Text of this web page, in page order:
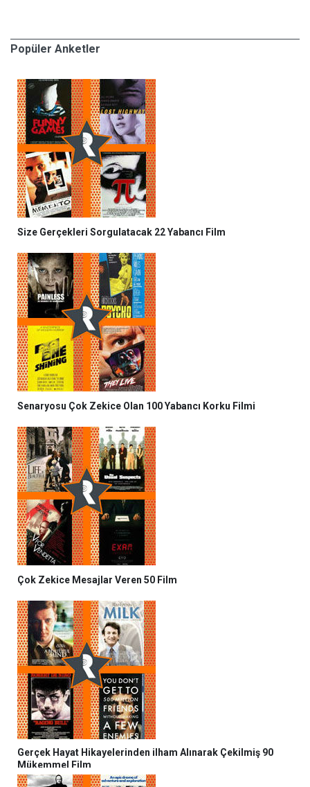
Popüler Anketler
Size Gerçekleri Sorgulatacak 22 Yabancı Film
Senaryosu Çok Zekice Olan 100 Yabancı Korku Filmi
Çok Zekice Mesajlar Veren 50 Film
Gerçek Hayat Hikayelerinden ilham Alınarak Çekilmiş 90
Mükemmel Film